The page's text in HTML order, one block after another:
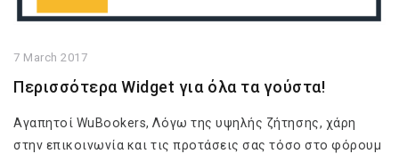
7 March 2017
Περισσότερα Widget για όλα τα γούστα!
Αγαπητοί WuBookers, Λόγω της υψηλής ζήτησης, χάρη
στην επικοινωνία και τις προτάσεις σας τόσο στο φόρουμ